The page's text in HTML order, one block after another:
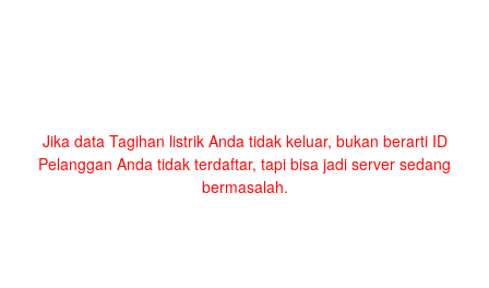
Jika data Tagihan listrik Anda tidak keluar, bukan berarti ID
Pelanggan Anda tidak terdaftar, tapi bisa jadi server sedang
bermasalah.